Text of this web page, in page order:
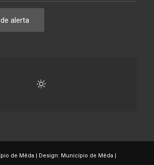
alerta
de Mêda | Design: Município de Mêda |